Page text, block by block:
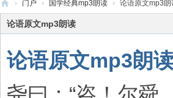
黄
内
› 门户 › 国学经典mp3朗读 › 论语原文mp3朗
论语原文mp3朗读
论语原文mp3朗